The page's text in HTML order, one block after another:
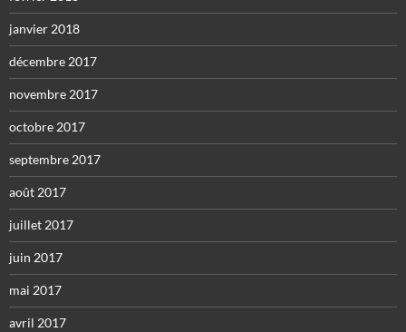
janvier 2018
décembre 2017
novembre 2017
octobre 2017
septembre 2017
août 2017
juillet 2017
juin 2017
mai 2017
avril 2017